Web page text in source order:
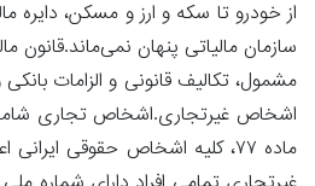
از خودرو تا سکه و ارز و مسکن، دایره
سازمان مالیاتی پنهان
مشمول، تکالیف قانونی و الزامات
اشخاص غیرتجاری.اشخاص تجاری
ماده ۷۷، کلیه اشخاص حقوقی